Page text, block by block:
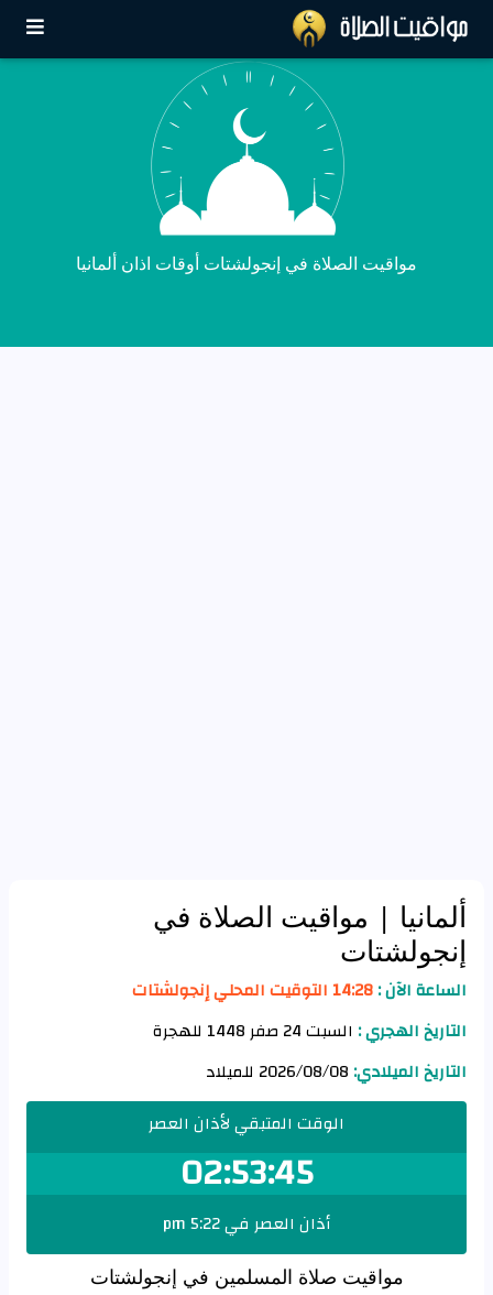
مواقيت الصلاة في إنجولشتات أوقات اذان ألمانيا
ألمانيا | مواقيت الصلاة في
إنجولشتات
الساعة الآن :14:28 التوقيت المحلي إنجولشتات
التاريخ الهجري : السبت 24 صفر 1448 للهجرة
التاريخ الميلادي:
الوقت المتبقي لأذان العصر
02:53:45
أذان العصر في 5:22 pm
مواقيت صلاة المسلمين في إنجولشتات